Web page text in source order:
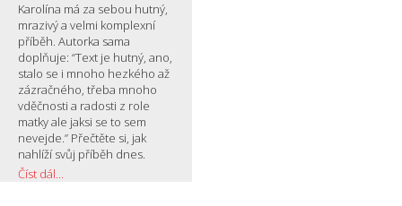
Karolína má za sebou hutný,
mrazivý a velmi komplexní
příběh. Autorka sama
doplňuje: “Text je hutný, ano,
stalo se i mnoho hezkého až
zázračného, třeba mnoho
vděčnosti a radosti z role
matky ale jaksi se to sem
nevejde.” Přečtěte si, jak
nahlíží svůj příběh dnes.
Číst dál...